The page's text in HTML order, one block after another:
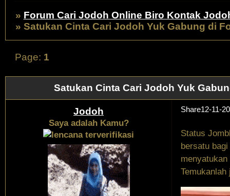
» Forum Cari Jodoh Online Biro Kontak
» Satukan Cinta Cari Jodoh Yuk Gabung di
Satukan Cinta Cari Jodoh Yuk
Page: 1
Share12-11-
Jodoh
Saya adalah Kamu?
Status
bersatu